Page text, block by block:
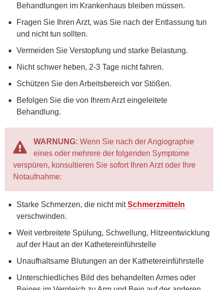
Behandlungen im Krankenhaus bleiben müssen.
Fragen Sie Ihren Arzt, was Sie nach der Entlassung tun
und nicht tun sollten.
Vermeiden Sie Verstopfung und starke Belastung.
Nicht schwer heben, 2-3 Tage nicht fahren.
Schützen Sie den Arbeitsbereich vor Stößen.
Befolgen Sie die von Ihrem Arzt eingeleitete
Behandlung.
WARNUNG: Wenn Sie nach der Angiographie
eines oder mehrere der folgenden Symptome
verspüren, konsultieren Sie sofort Ihren Arzt oder Ihre
Notaufnahme:
Starke Schmerzen, die nicht mitSchmerzmitteln
verschwinden.
Weit verbreitete Spülung, Schwellung, Hitzeentwicklung
auf der Haut an der Kathetereinführstelle
Unaufhaltsame Blutungen an der Kathetereinführstelle
Unterschiedliches Bild des behandelten Armes oder